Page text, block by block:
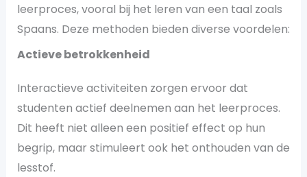
leerproces, vooral bij het leren van een taal zoals
Spaans. Deze methoden bieden diverse voordelen:
Actieve betrokkenheid
Interactieve activiteiten zorgen ervoor dat
studenten actief deelnemen aan het leerproces.
Dit heeft niet alleen een positief effect op hun
begrip, maar stimuleert ook het onthouden van de
lesstof.